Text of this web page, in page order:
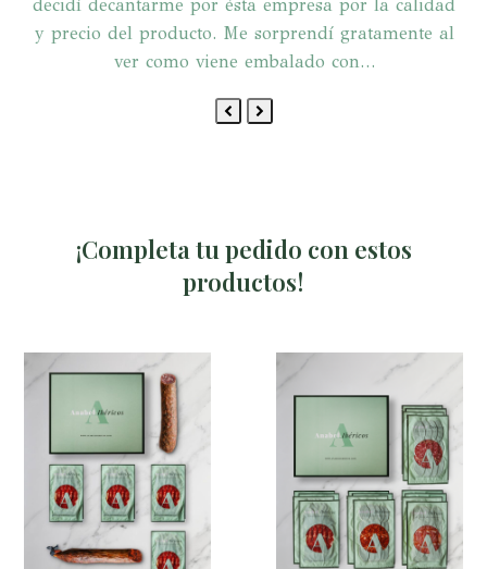
decidí decantarme por ésta empresa por la calidad
y precio del producto. Me sorprendí gratamente al
ver como viene embalado con…
Previous
Next
¡Completa tu pedido con estos
productos!